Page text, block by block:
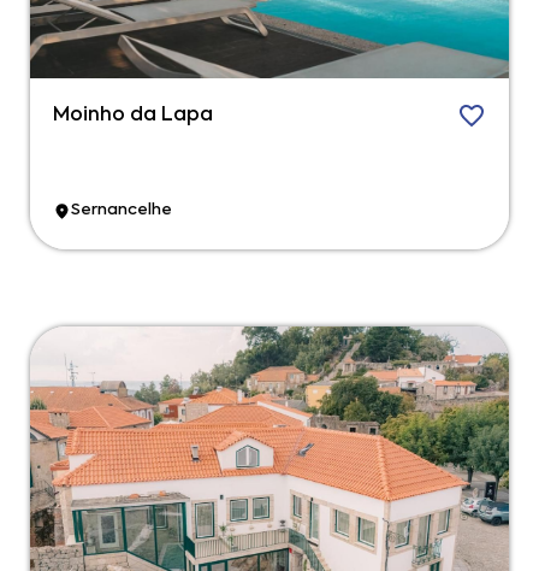
Moinho da Lapa
Sernancelhe